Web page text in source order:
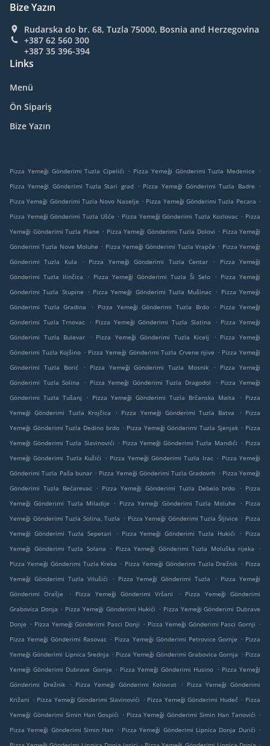
Bize Yazın
Rudarska do br. 68, Tuzla 75000, Bosnia and Herzegovina
+387 62 560 300
+387 35 396-394
Links
Menü
Ön Sipariş
Bize Yazın
Pizza Yemeği Gönderimi Tuzla Cipelići . Pizza Yemeği Gönderimi Tuzla Medenice
.
Pizza Yemeği Gönderimi Tuzla Stari grad . Pizza Yemeği Gönderimi Tuzla Badre
.
Pizza Yemeği Gönderimi Tuzla Novo Naselje . Pizza Yemeği Gönderimi Tuzla Pecara .
Pizza Yemeği Gönderimi Tuzla Ušće . Pizza Yemeği Gönderimi Tuzla Kozlovac . Pizza
Yemeği Gönderimi Tuzla Plane . Pizza Yemeği Gönderimi Tuzla Dolovi . Pizza Yemeği
Gönderimi Tuzla Nove Moluhe . Pizza Yemeği Gönderimi Tuzla Vrapče . Pizza Yemeği
Gönderimi Tuzla Kula
. Pizza Yemeği Gönderimi Tuzla Centar .
Pizza Yemeği
Gönderimi Tuzla Ilinčica
. Pizza Yemeği Gönderimi Tuzla Ši Selo . Pizza Yemeği
Gönderimi Tuzla Stupine
. Pizza Yemeği Gönderimi Tuzla Mušinac . Pizza Yemeği
Gönderimi Tuzla Gradina
. Pizza Yemeği Gönderimi Tuzla Brdo . Pizza Yemeği
Gönderimi Tuzla Trnovac
. Pizza Yemeği Gönderimi Tuzla Slatina . Pizza Yemeği
Gönderimi Tuzla Bulevar
. Pizza Yemeği Gönderimi Tuzla Kicelj . Pizza Yemeği
Gönderimi Tuzla Kojšino . Pizza Yemeği Gönderimi Tuzla Crvene njive . Pizza Yemeği
Gönderimi Tuzla Borić
. Pizza Yemeği Gönderimi Tuzla Mosnik .
Pizza Yemeği
Gönderimi Tuzla Solina
. Pizza Yemeği Gönderimi Tuzla Dragodol . Pizza Yemeği
Gönderimi Tuzla Tušanj
. Pizza Yemeği Gönderimi Tuzla Brčanska Malta . Pizza
Yemeği Gönderimi Tuzla Krojčica
. Pizza Yemeği Gönderimi Tuzla Batva . Pizza
Yemeği Gönderimi Tuzla Dedino brdo . Pizza Yemeği Gönderimi Tuzla Sjenjak . Pizza
Yemeği Gönderimi Tuzla Slavinovići . Pizza Yemeği Gönderimi Tuzla Mandići . Pizza
Yemeği Gönderimi Tuzla Kužići
. Pizza Yemeği Gönderimi Tuzla Irac . Pizza Yemeği
Gönderimi Tuzla Paša bunar . Pizza Yemeği Gönderimi Tuzla Gradovrh . Pizza Yemeği
Gönderimi Tuzla Bećarevac . Pizza Yemeği Gönderimi Tuzla Debelo brdo . Pizza
Yemeği Gönderimi Tuzla Miladije
. Pizza Yemeği Gönderimi Tuzla Moluhe . Pizza
Yemeği Gönderimi Tuzla Solina, Tuzla . Pizza Yemeği Gönderimi Tuzla Šljivice . Pizza
Yemeği Gönderimi Tuzla Sepetari
. Pizza Yemeği Gönderimi Tuzla Hukići . Pizza
Yemeği Gönderimi Tuzla Solana
. Pizza Yemeği Gönderimi Tuzla Moluška rijeka
.
Pizza Yemeği Gönderimi Tuzla Kreka . Pizza Yemeği Gönderimi Tuzla Drežnik . Pizza
Yemeği Gönderimi Tuzla Vilušići
. Pizza Yemeği Gönderimi Tuzla . Pizza Yemeği
Gönderimi Orašje
. Pizza Yemeği Gönderimi Vršani .
Pizza Yemeği Gönderimi
Grabovica Donja . Pizza Yemeği Gönderimi Hukići . Pizza Yemeği Gönderimi Dubrave
Donje . Pizza Yemeği Gönderimi Pasci Donji . Pizza Yemeği Gönderimi Pasci Gornji .
Pizza Yemeği Gönderimi Rasovac . Pizza Yemeği Gönderimi Petrovice Gornje . Pizza
Yemeği Gönderimi Lipnica Srednja . Pizza Yemeği Gönderimi Grabovica Gornja . Pizza
Yemeği Gönderimi Dubrave Gornje . Pizza Yemeği Gönderimi Husino . Pizza Yemeği
Gönderimi Drežnik
. Pizza Yemeği Gönderimi Kolovrat . Pizza Yemeği Gönderimi
Križani . Pizza Yemeği Gönderimi Slavinovići . Pizza Yemeği Gönderimi Hudeč . Pizza
Yemeği Gönderimi Simin Han Gospići . Pizza Yemeği Gönderimi Simin Han Tanovići .
Pizza Yemeği Gönderimi Simin Han . Pizza Yemeği Gönderimi Lipnica Donja Durići .
. .